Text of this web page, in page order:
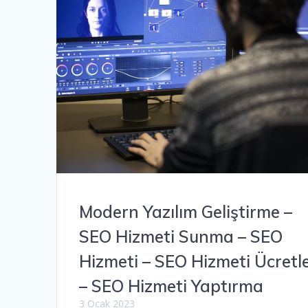
Modern Yazılım Geliştirme –
SEO Hizmeti Sunma – SEO
Hizmeti – SEO Hizmeti
– SEO Hizmeti Yaptırma
3 Ocak 2023